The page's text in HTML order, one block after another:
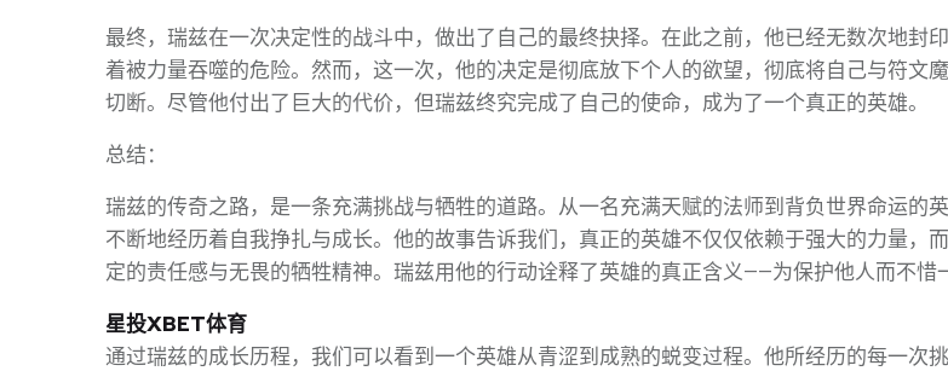
最终，瑞兹在一次决定性的战斗中，做出了自己的最终抉择。在此之前，他已经无数次地封
着被力量吞噬的危险。然而，这一次，他的决定是彻底放下个人的欲望，彻底将自己与符文
切断。尽管他付出了巨大的代价，但瑞兹终究完成了自己的使命，成为了一个真正的英雄。
总结：
瑞兹的传奇之路，是一条充满挑战与牺牲的道路。从一名充满天赋的法师到背负世界命运的
不断地经历着自我挣扎与成长。他的故事告诉我们，真正的英雄不仅仅依赖于强大的力量，
定的责任感与无畏的牺牲精神。瑞兹用他的行动诠释了英雄的真正含义——为保护他人而不惜
星投XBET体育
通过瑞兹的成长历程，我们可以看到一个英雄从青涩到成熟的蜕变过程。他所经历的每一次